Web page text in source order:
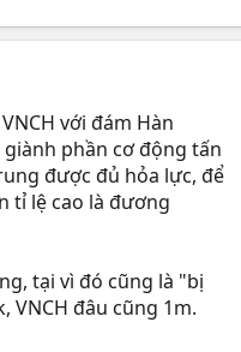
với đám Hàn
phần cơ động tấn
được đủ hỏa lực, để
tỉ lệ cao là đương
tại vì đó cũng là "bị
VNCH đâu cũng 1m.